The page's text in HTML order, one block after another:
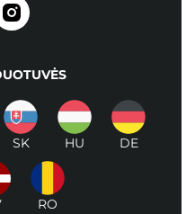
SK HU DE
RO